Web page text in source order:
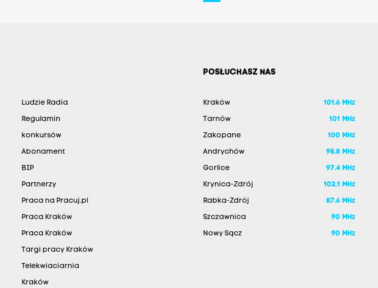
Ludzie Radia
Regulamin
konkursów
Abonament
BIP
Partnerzy
Praca na Pracuj.pl
Praca Kraków
Praca Kraków
Targi pracy Kraków
Telekwiaciarnia
Kraków
POSŁUCHASZ NAS
Kraków 101.6 MHz
Tarnów 101 MHz
Zakopane 100 MHz
Andrychów 98.8 MHz
Gorlice 97.4 MHz
Krynica-Zdrój 102.1 MHz
Rabka-Zdrój 87.6 MHz
Szczawnica 90 MHz
Nowy Sącz 90 MHz